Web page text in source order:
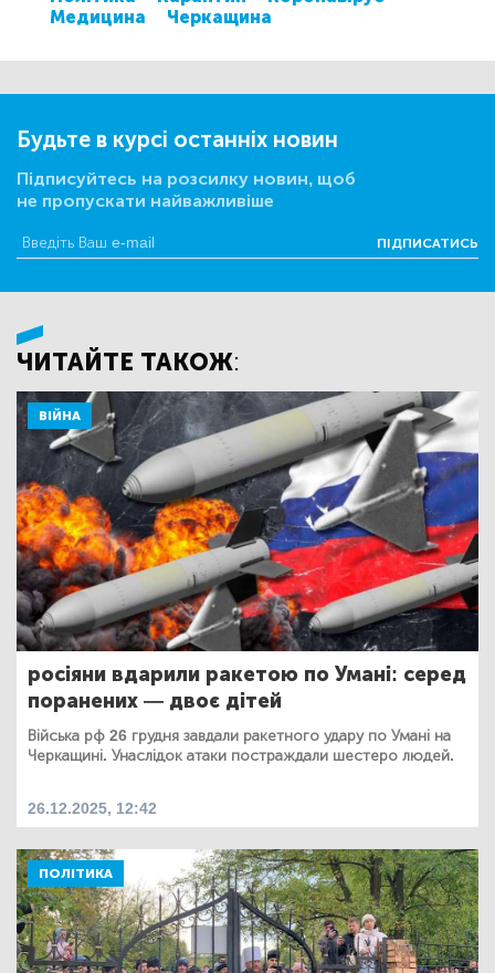
Медицина
Черкащина
Будьте в курсі останніх новин
Підписуйтесь на розсилку новин, щоб
не пропускати найважливіше
ПІДПИСАТИСЬ
ЧИТАЙТЕ ТАКОЖ:
ВІЙНА
росіяни вдарили ракетою по Умані: серед
поранених — двоє дітей
Війська рф 26 грудня завдали ракетного удару по Умані на
Черкащині. Унаслідок атаки постраждали шестеро людей.
26.12.2025, 12:42
ПОЛІТИКА